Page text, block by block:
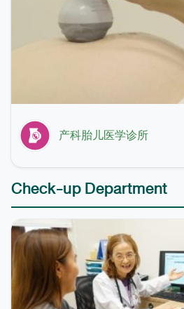
产科胎儿医学诊所
Check-up Department